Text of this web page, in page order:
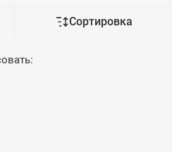
Сортировка